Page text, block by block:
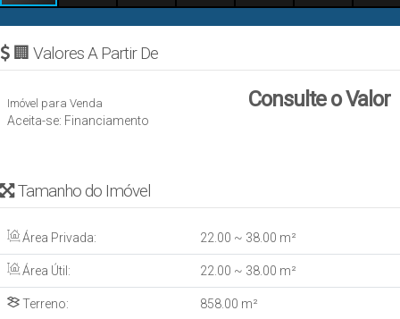
🏢 Valores A Partir De
Consulte o Valor
Imóvel para Venda
Aceita-se: Financiamento
Tamanho do Imóvel
Área Privada: 22.00 ~ 38.00 m²
Área Útil: 22.00 ~ 38.00 m²
Terreno: 858.00 m²